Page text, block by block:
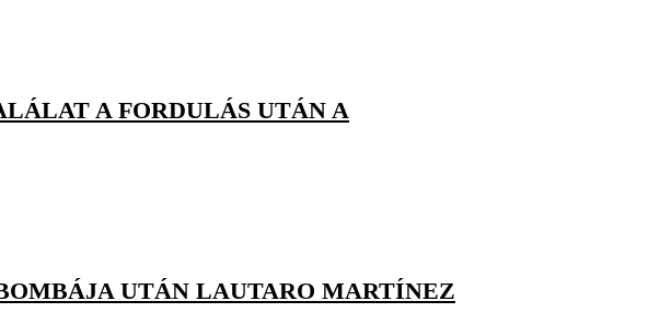
A FORDULÁS UTÁN A
UTÁN LAUTARO MARTÍNEZ